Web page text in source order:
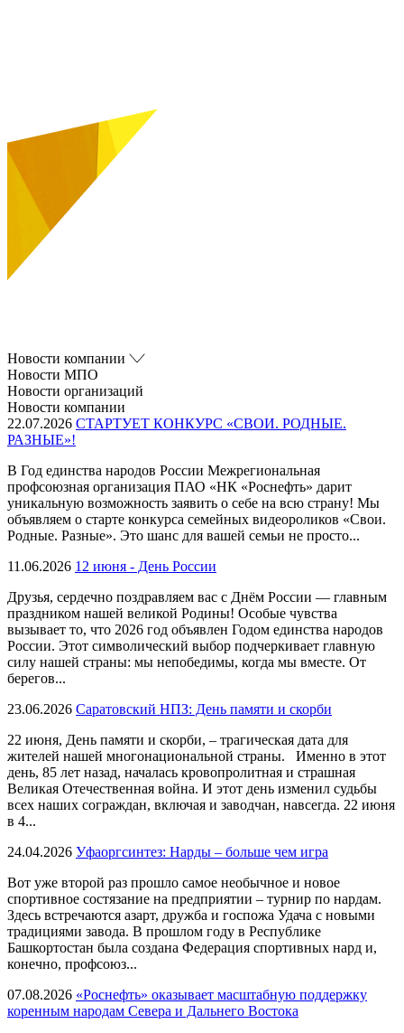
Новости компании
Новости МПО
Новости организаций
Новости компании
22.07.2026 СТАРТУЕТ КОНКУРС «СВОИ. РОДНЫЕ.
РАЗНЫЕ»!
В Год единства народов России Межрегиональная
профсоюзная организация ПАО «НК «Роснефть» дарит
уникальную возможность заявить о себе на всю страну! Мы
объявляем о старте конкурса семейных видеороликов «Свои.
Родные. Разные». Это шанс для вашей семьи не просто...
11.06.2026 12 июня - День России
Друзья, сердечно поздравляем вас с Днём России — главным
праздником нашей великой Родины! Особые чувства
вызывает то, что 2026 год объявлен Годом единства народов
России. Этот символический выбор подчеркивает главную
силу нашей страны: мы непобедимы, когда мы вместе. От
берегов...
23.06.2026 Саратовский НПЗ: День памяти и скорби
22 июня, День памяти и скорби, – трагическая дата для
жителей нашей многонациональной страны. Именно в этот
день, 85 лет назад, началась кровопролитная и страшная
Великая Отечественная война. И этот день изменил судьбы
всех наших сограждан, включая и заводчан, навсегда. 22 июня
в 4...
24.04.2026 Уфаоргсинтез: Нарды – больше чем игра
Вот уже второй раз прошло самое необычное и новое
спортивное состязание на предприятии – турнир по нардам.
Здесь встречаются азарт, дружба и госпожа Удача с новыми
традициями завода. В прошлом году в Республике
Башкортостан была создана Федерация спортивных нард и,
конечно, профсоюз...
07.08.2026 «Роснефть» оказывает масштабную поддержку
коренным народам Севера и Дальнего Востока